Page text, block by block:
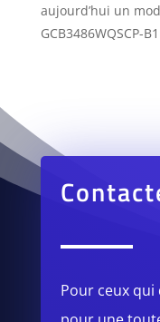
aujourd’hui un
GCB3486WQSCP-
Pour ceux